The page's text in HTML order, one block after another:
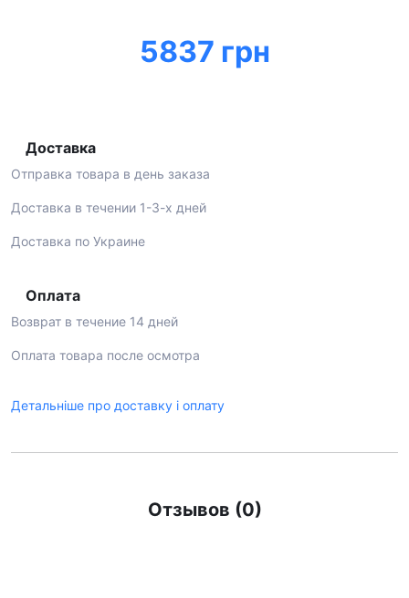
5837 грн
Доставка
Отправка товара в день заказа
Доставка в течении 1-3-х дней
Доставка по Украине
Оплата
Возврат в течение 14 дней
Оплата товара после осмотра
Детальніше про доставку і оплату
Отзывов (0)